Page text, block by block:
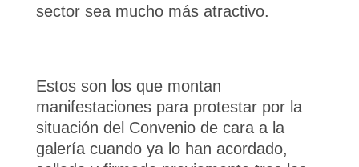
sector sea mucho más atractivo.
Estos son los que montan
manifestaciones para protestar por la
situación del Convenio de cara a la
galería cuando ya lo han acordado,